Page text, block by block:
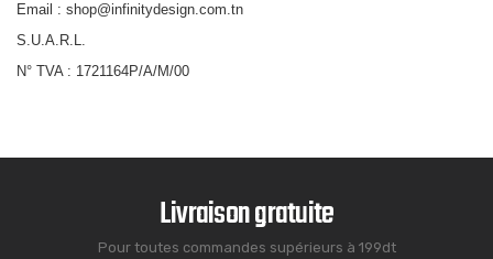
Email : shop@infinitydesign.com.tn
S.U.A.R.L.
N° TVA : 1721164P/A/M/00
Livraison gratuite
Pour toutes commandes supérieurs à 199dt